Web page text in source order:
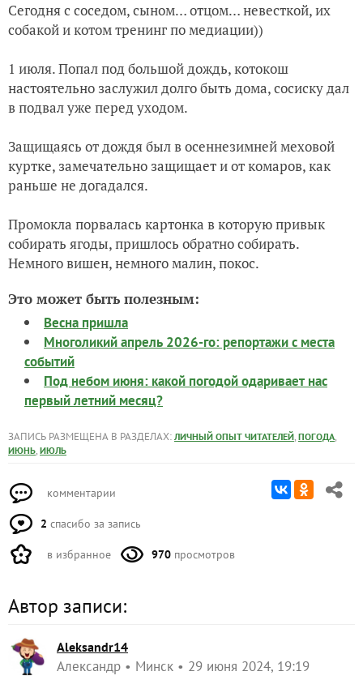
Сегодня с соседом, сыном… отцом… невесткой, их
собакой и котом тренинг по медиации))
1 июля. Попал под большой дождь, котокош
настоятельно заслужил долго быть дома, сосиску дал
в подвал уже перед уходом.
Защищаясь от дождя был в осеннезимней меховой
куртке, замечательно защищает и от комаров, как
раньше не догадался.
Промокла порвалась картонка в которую привык
собирать ягоды, пришлось обратно собирать.
Немного вишен, немного малин, покос.
Это может быть полезным:
Весна пришла
Многоликий апрель 2026-го: репортажи с места
событий
Под небом июня: какой погодой одаривает нас
первый летний месяц?
ЗАПИСЬ РАЗМЕЩЕНА В РАЗДЕЛАХ: ЛИЧНЫЙ ОПЫТ ЧИТАТЕЛЕЙ, ПОГОДА,
ИЮНЬ, ИЮЛЬ
комментарии
2 спасибо за запись
в избранное 970 просмотров
Автор записи:
Aleksandr14
Александр Минск 29 июня 2024, 19:19